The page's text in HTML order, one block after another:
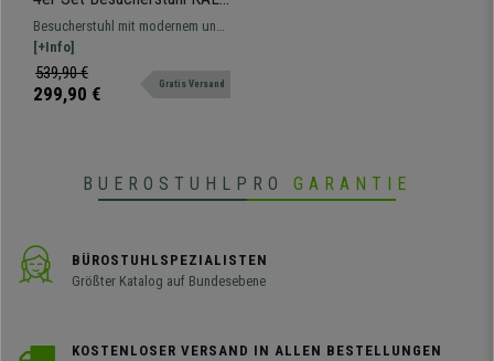
KUNSTLEDER, Stuhlbeine
aus Buchenholz, bequem
gepolsterte Sitzschale,
Kunstleder, Farbe Schwarz
Besucherstuhl mit modernem und
lebendigem Design, bequem
gepolstert, mit Stuhlbeinen aus
Buchenholz. In verschiedenen
[+Info]
539,90 €
299,90 € Gratis Versand
BUEROSTUHLPRO GARANTIE
BÜROSTUHLSPEZIALISTEN
Größter Katalog auf Bundesebene
KOSTENLOSER VERSAND IN ALLEN BESTELLUNGEN